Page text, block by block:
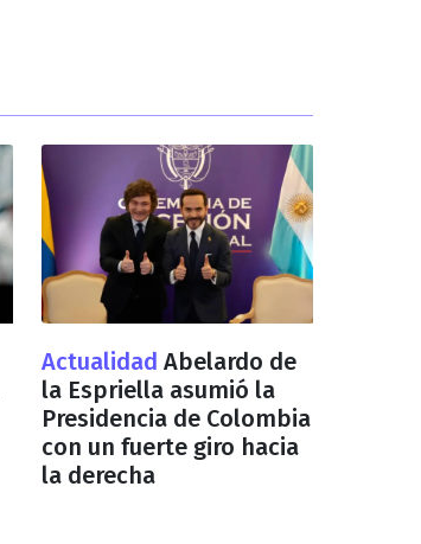
Actualidad Abelardo de
la Espriella asumió la
Presidencia de Colombia
con un fuerte giro hacia
la derecha